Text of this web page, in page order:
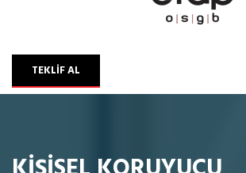
TEKLİF AL